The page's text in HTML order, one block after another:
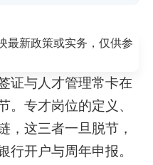
最新政策或实务，仅供参
证与人才管理常卡在
。专才岗位的定义、
，这三者一旦脱节，
行开户与周年申报。